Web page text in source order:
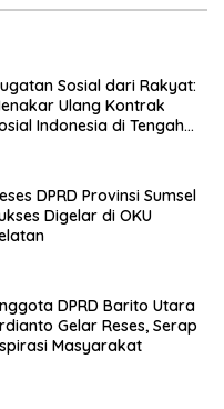
Sosial dari Rakyat:
Ulang Kontrak
Indonesia di Tengah
DPRD Provinsi Sumsel
Digelar di OKU
DPRD Barito Utara
Gelar Reses, Serap
Masyarakat